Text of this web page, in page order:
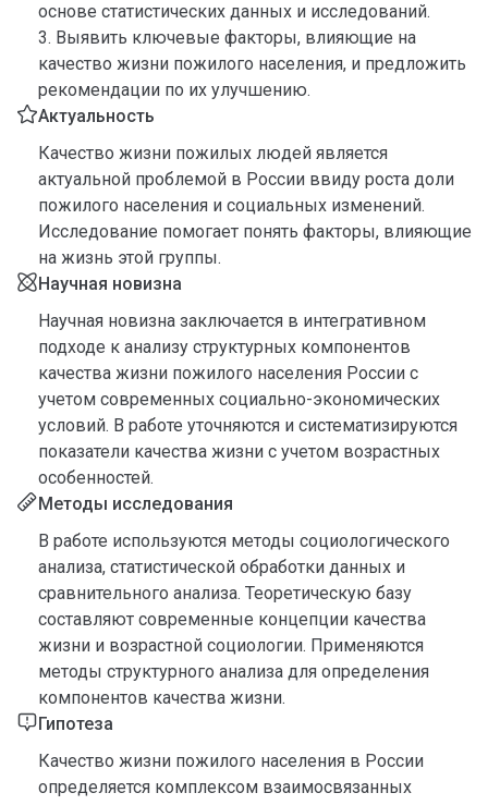
основе статистических данных и исследований.
3. Выявить ключевые факторы, влияющие на
качество жизни пожилого населения, и предложить
рекомендации по их улучшению.
Актуальность
Качество жизни пожилых людей является
актуальной проблемой в России ввиду роста доли
пожилого населения и социальных изменений.
Исследование помогает понять факторы, влияющие
на жизнь этой группы.
Научная новизна
Научная новизна заключается в интегративном
подходе к анализу структурных компонентов
качества жизни пожилого населения России с
учетом современных социально-экономических
условий. В работе уточняются и систематизируются
показатели качества жизни с учетом возрастных
особенностей.
Методы исследования
В работе используются методы социологического
анализа, статистической обработки данных и
сравнительного анализа. Теоретическую базу
составляют современные концепции качества
жизни и возрастной социологии. Применяются
методы структурного анализа для определения
компонентов качества жизни.
Гипотеза
Качество жизни пожилого населения в России
определяется комплексом взаимосвязанных